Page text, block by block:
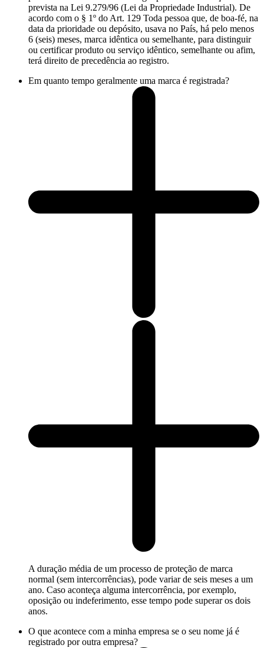
prevista na Lei 9.279/96 (Lei da Propriedade Industrial). De
acordo com o § 1º do Art. 129 Toda pessoa que, de boa-fé, na
data da prioridade ou depósito, usava no País, há pelo menos
6 (seis) meses, marca idêntica ou semelhante, para distinguir
ou certificar produto ou serviço idêntico, semelhante ou afim,
terá direito de precedência ao registro.
Em quanto tempo geralmente uma marca é registrada?
A duração média de um processo de proteção de marca
normal (sem intercorrências), pode variar de seis meses a um
ano. Caso aconteça alguma intercorrência, por exemplo,
oposição ou indeferimento, esse tempo pode superar os dois
anos.
O que acontece com a minha empresa se o seu nome já é
registrado por outra empresa?